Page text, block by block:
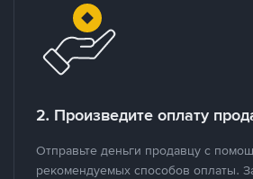
2. Произведите оплату
Отправьте деньги продавцу с
рекомендуемых способов оплаты.